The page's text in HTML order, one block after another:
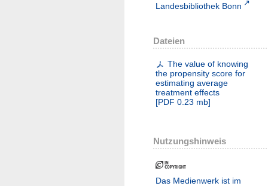
Landesbibliothek Bonn
Dateien
The value of knowing
the propensity score for
estimating average
treatment effects
[PDF 0.23 mb]
Nutzungshinweis
Das Medienwerk ist im